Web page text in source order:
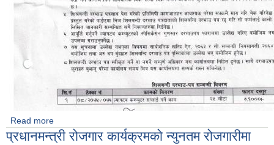
Read more
प्रधानमन्त्री रोजगार कार्यक्रमको न्युनतम रोजगारीमा